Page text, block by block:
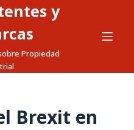
y
Propiedad
Brexit en